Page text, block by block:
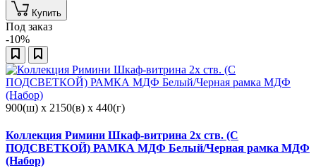
Купить
Под заказ
-10%
900(ш) x 2150(в) x 440(г)
Коллекция Римини Шкаф-витрина 2х ств. (С
ПОДСВЕТКОЙ) РАМКА МДФ Белый/Черная рамка МДФ
(Набор)